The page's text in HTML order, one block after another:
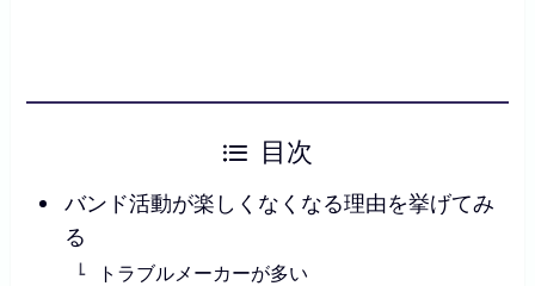
目次
バンド活動が楽しくなくなる理由を挙げてみ
る
トラブルメーカーが多い